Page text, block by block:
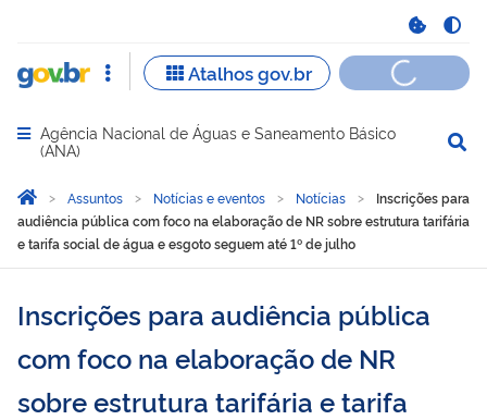
Abrir menu principal de navegação
Agência Nacional de Águas e Saneamento Básico
(ANA)
Você está aqui:
Página Inicial
Assuntos Notícias e eventos Notícias
Inscrições para
audiência pública com foco na elaboração de NR sobre estrutura tarifária
e tarifa social de água e esgoto seguem até 1º de julho
Inscrições para audiência pública
com foco na elaboração de NR
sobre estrutura tarifária e tarifa